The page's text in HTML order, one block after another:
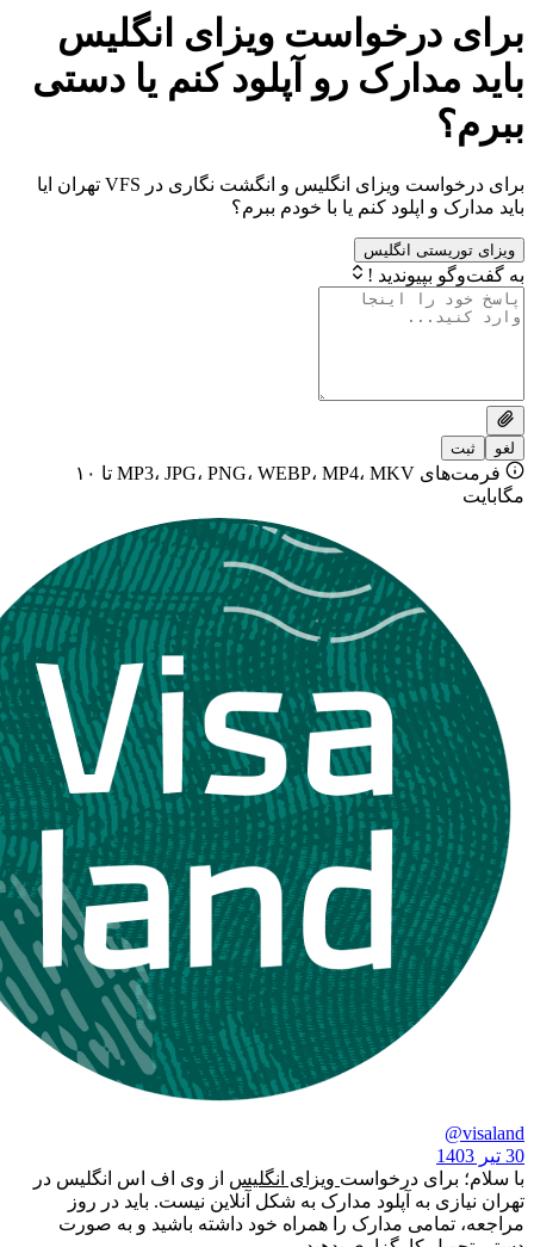
درخواست ویزای انگلیس
رو آپلود کنم یا دستی
برای درخواست ویزای انگلیس و انگشت نگاری در VFS تهران ایا
و اپلود کنم یا با خودم ببرم؟
انگلیس
!
فرمت‌های MP3، JPG، PNG، WEBP، MP4، MKV تا ۱۰
درخواستویزای انگلیس از وی اف اس انگلیس در
به آپلود مدارک به شکل آنلاین نیست. باید در روز
مدارک را همراه خود داشته باشید و به صورت